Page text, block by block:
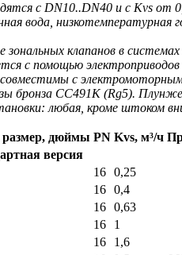
с DN10..DN40 и c Kvs от
вода, низкотемпературная
зональных клапанов в
с помощью
с
бронза CC491K (Rg5).
любая, кроме штоком
размер, дюймы PN Kvs, м³/ч
версия
16 0,25
16 0,4
16 0,63
16
1
16
1,6